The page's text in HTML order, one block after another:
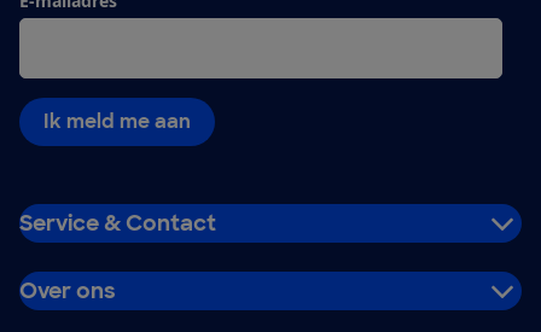
Ik meld me aan
Service & Contact
Over ons